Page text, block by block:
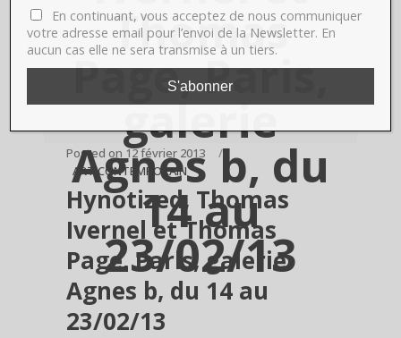
Thomas
Page, Paris,
galerie
Agnes b, du
14 au
23/02/13
Posted on 12 février 2013
ART CONTEMPORAIN
Hynotized, Thomas
Ivernel et Thomas
Page, Paris, galerie
Agnes b, du 14 au
23/02/13
En continuant, vous acceptez de nous communiquer
votre adresse email pour l’envoi de la Newsletter. En
aucun cas elle ne sera transmise à un tiers.